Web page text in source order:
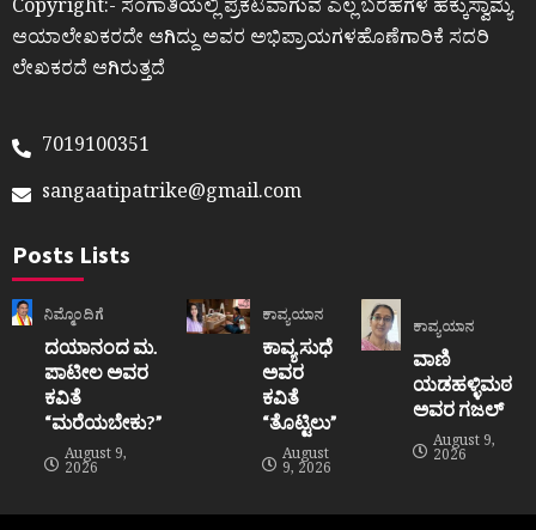
Copyright:- ಸಂಗಾತಿಯಲ್ಲಿ ಪ್ರಕಟವಾಗುವ ಎಲ್ಲ ಬರಹಗಳ ಹಕ್ಕುಸ್ವಾಮ್ಯ
ಆಯಾಲೇಖಕರದೇ ಆಗಿದ್ದು ಅವರ ಅಭಿಪ್ರಾಯಗಳಹೊಣೆಗಾರಿಕೆ ಸದರಿ
ಲೇಖಕರದೆ ಆಗಿರುತ್ತದೆ
7019100351
sangaatipatrike@gmail.com
Posts Lists
ನಿಮ್ಮೊಂದಿಗೆ
ದಯಾನಂದ ಮ.
ಪಾಟೀಲ ಅವರ
ಕವಿತೆ
“ಮರೆಯಬೇಕು?”
August 9,
2026
ಕಾವ್ಯಯಾನ
ಕಾವ್ಯ ಸುಧೆ
ಅವರ
ಕವಿತೆ
“ತೊಟ್ಟಿಲು”
August
9, 2026
ಕಾವ್ಯಯಾನ
ವಾಣಿ
ಯಡಹಳ್ಳಿಮಠ
ಅವರ ಗಜಲ್
August 9,
2026